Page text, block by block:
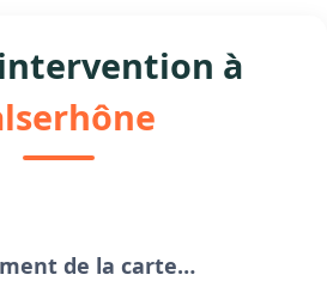
à
de la carte…